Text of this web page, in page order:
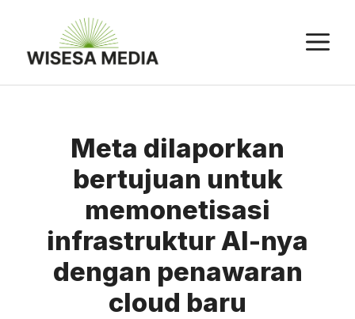
Meta dilaporkan
bertujuan untuk
memonetisasi
infrastruktur AI-nya
dengan penawaran
cloud baru